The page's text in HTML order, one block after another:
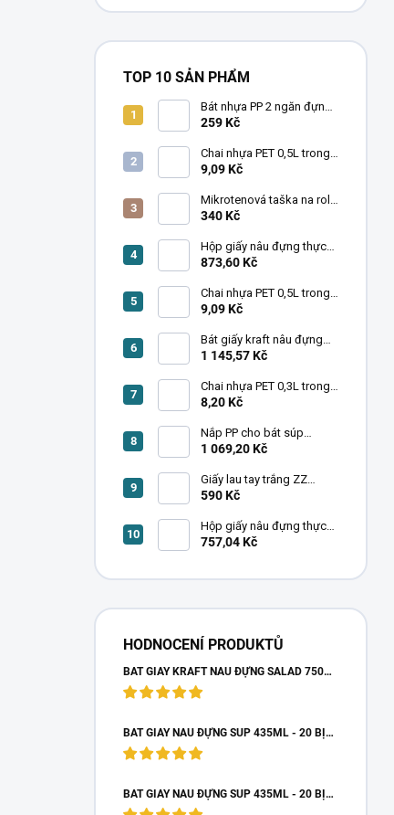
TOP 10 SẢN PHẨM
Bát nhựa PP 2 ngăn đựng
thức ăn kèm nắp
× 40 cái
259 Kč
Chai nhựa PET 0,5L trong
suốt hình vuông kèm nắp
9,09 Kč
Mikrotenová taška na roli
5 kg 22+12x43 cm 20 rol x
340 Kč
Hộp giấy nâu đựng thực
phẩm 1400ml - 4 bịch x 50
873,60 Kč
Chai nhựa PET 0,5L trong
suốt hình tròn kèm nắp 1
9,09 Kč
Bát giấy kraft nâu đựng
salad 1300ml - 6 bịch x 50
1 145,57 Kč
Chai nhựa PET 0,3L trong
suốt hình vuông kèm nắp
8,20 Kč
Nắp PP cho bát súp
Ø115mm - 20 bịch x 25 cái
1 069,20 Kč
Giấy lau tay trắng ZZ
230x210mm - 20 bịch x
590 Kč
Hộp giấy nâu đựng thực
phẩm 800ml - 4 bịch x 50
757,04 Kč
HODNOCENÍ PRODUKTŮ
BÁT GIẤY KRAFT NÂU ĐỰNG SALAD 750ML - 6 BỊCH X 50 CÁI
BÁT GIẤY NÂU ĐỰNG SÚP 435ML - 20 BỊCH X 25 CÁI
BÁT GIẤY NÂU ĐỰNG SÚP 435ML - 20 BỊCH X 25 CÁI